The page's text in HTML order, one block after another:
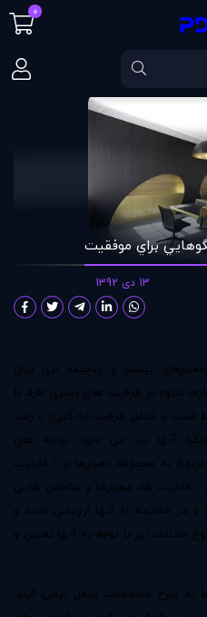
الگوهايي براي موفقيت
براي موفقيت
13 دی 1392
بيشتر و پيچيده تري براي
علاوه بر ظرفيت هاي رهبري افراد با
است و شامل ظرفيت يادگيري و رشد
آنها نيز مي شود. برنامه هاي
به مجموعه معيارها بر " قابليت
قابليت ها، معيارها و شاخص هايي
در مقايسه با آنها ارزيابي شده و
مختلف نيز با توجه به آنها تعيين و
به شرح مشخصات شغل برمي گردد.
0